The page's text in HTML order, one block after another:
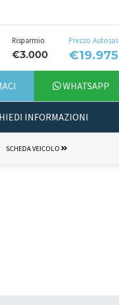
Risparmio
€3.000
Prezzo Autosas
€19.975
WHATSAPP
INFORMAZIONI
SCHEDA VEICOLO